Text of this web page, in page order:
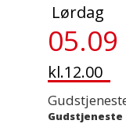
Lørdag
05.09
kl.12.00
Gudstjeneste